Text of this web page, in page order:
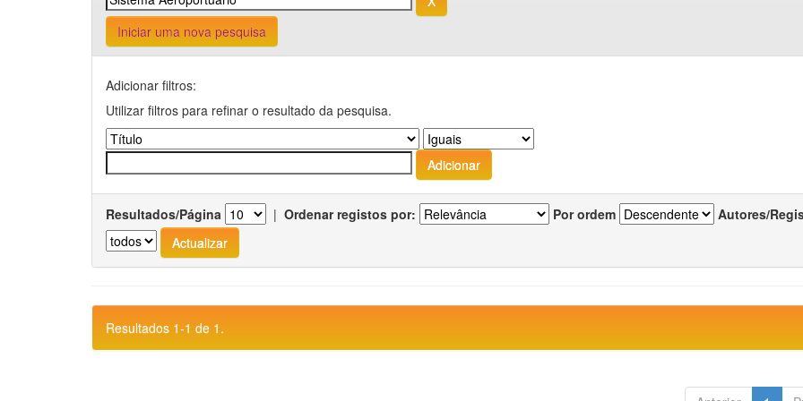
Iniciar uma nova pesquisa
Adicionar filtros:
Utilizar filtros para refinar o resultado da pesquisa.
Resultados/Página | Ordenar registos por: Por ordem Autores/
Resultados 1-1 de 1.